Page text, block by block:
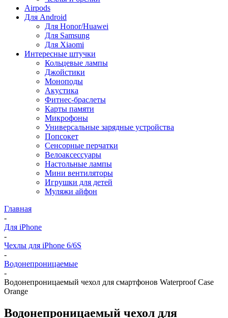
Airpods
Для Android
Для Honor/Huawei
Для Samsung
Для Xiaomi
Интересные штучки
Кольцевые лампы
Джойстики
Моноподы
Акустика
Фитнес-браслеты
Карты памяти
Микрофоны
Универсальные зарядные устройства
Попсокет
Сенсорные перчатки
Велоаксессуары
Настольные лампы
Мини вентиляторы
Игрушки для детей
Муляжи айфон
Главная
-
Для iPhone
-
Чехлы для iPhone 6/6S
-
Водонепроницаемые
-
Водонепроницаемый чехол для смартфонов Waterproof Case
Orange
Водонепроницаемый чехол для